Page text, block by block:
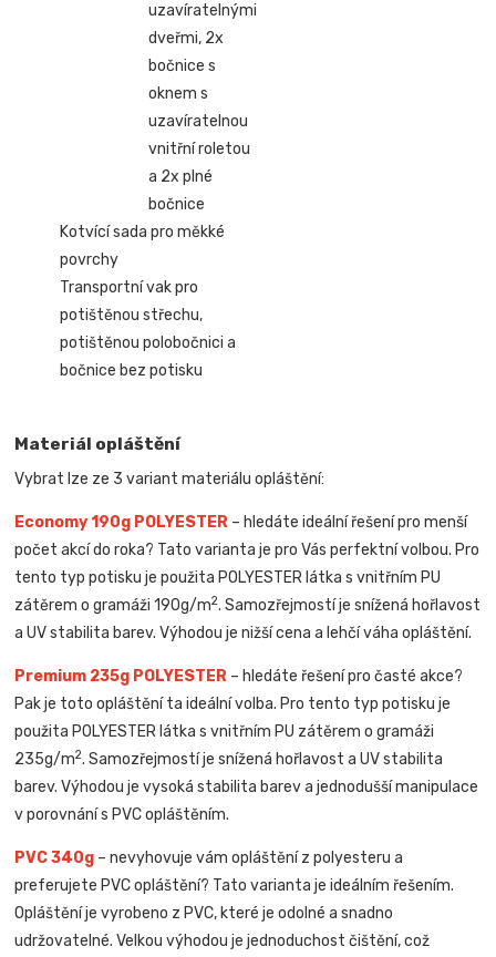
uzavíratelnými
dveřmi, 2x
bočnice s
oknem s
uzavíratelnou
vnitřní roletou
a 2x plné
bočnice
Kotvící sada pro měkké
povrchy
Transportní vak pro
potištěnou střechu,
potištěnou polobočnici a
bočnice bez potisku
Materiál opláštění
Vybrat lze ze 3 variant materiálu opláštění:
Economy 190g POLYESTER – hledáte ideální řešení pro menší
počet akcí do roka? Tato varianta je pro Vás perfektní volbou. Pro
tento typ potisku je použita POLYESTER látka s vnitřním PU
zátěrem o gramáži 190g/m2. Samozřejmostí je snížená hořlavost
a UV stabilita barev. Výhodou je nižší cena a lehčí váha opláštění.
Premium 235g POLYESTER – hledáte řešení pro časté akce?
Pak je toto opláštění ta ideální volba. Pro tento typ potisku je
použita POLYESTER látka s vnitřním PU zátěrem o gramáži
235g/m2. Samozřejmostí je snížená hořlavost a UV stabilita
barev. Výhodou je vysoká stabilita barev a jednodušší manipulace
v porovnání s PVC opláštěním.
PVC 340g – nevyhovuje vám opláštění z polyesteru a
preferujete PVC opláštění? Tato varianta je ideálním řešením.
Opláštění je vyrobeno z PVC, které je odolné a snadno
udržovatelné. Velkou výhodou je jednoduchost čištění, což